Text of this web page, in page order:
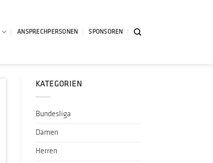
ANSPRECHPERSONEN SPONSOREN
KATEGORIEN
Bundesliga
Damen
Herren